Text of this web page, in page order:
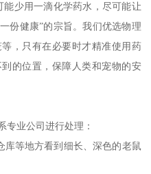
少用一滴化学药水，尽可能让
份健康”的宗旨。我们优选物理
，只有在必要时才精准使用药
的位置，保障人类和宠物的安
专业公司进行处理：
库等地方看到细长、深色的老鼠